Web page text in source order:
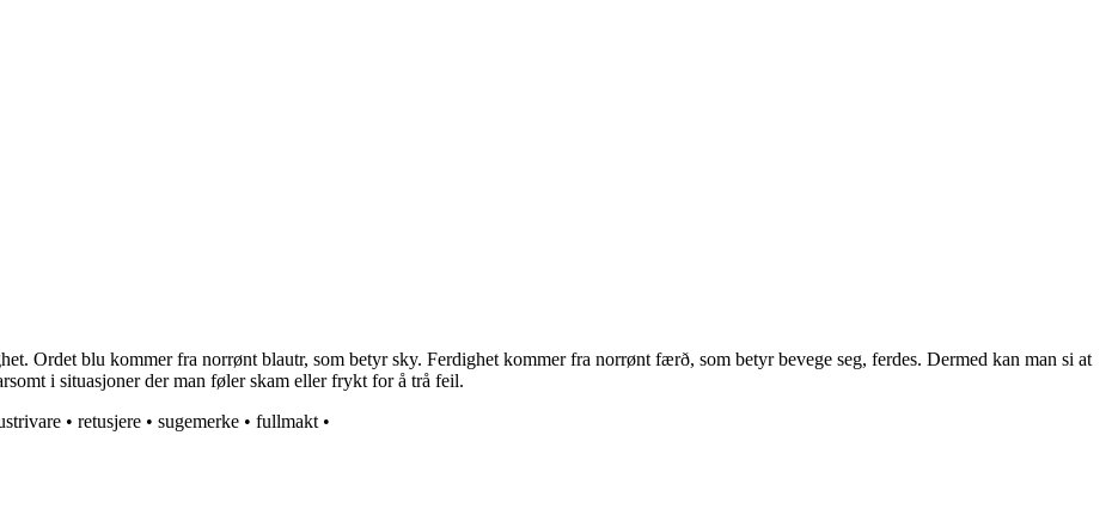
Ordet blu kommer fra norrønt blautr, som betyr sky. Ferdighet kommer fra norrønt færð, som betyr bevege seg, ferdes. Dermed kan man si at
i situasjoner der man føler skam eller frykt for å trå feil.
• retusjere • sugemerke • fullmakt •